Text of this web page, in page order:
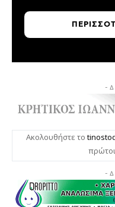
- Δ
Ακολουθήστε το
πρώτοι
- Δ